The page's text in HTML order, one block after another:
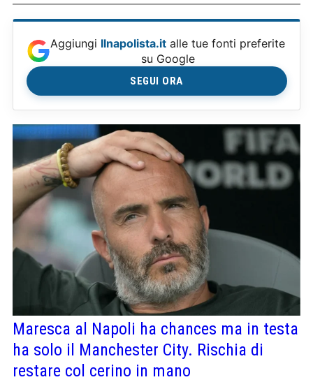
Aggiungi Ilnapolista.it alle tue fonti preferite
su Google
SEGUI ORA
Maresca al Napoli ha chances ma in testa
ha solo il Manchester City. Rischia di
restare col cerino in mano